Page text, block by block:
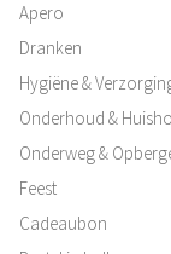
Apero
Dranken
Hygiëne &
Onderhoud &
Onderweg &
Feest
Cadeaubon